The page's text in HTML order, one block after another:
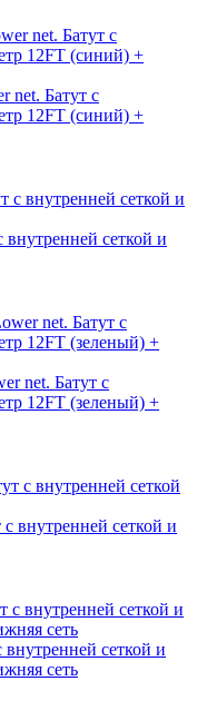
net. Батут с
12FT (синий) +
сеткой и
net. Батут с
12FT (зеленый) +
внутренней сеткой и
сеткой и
сеть